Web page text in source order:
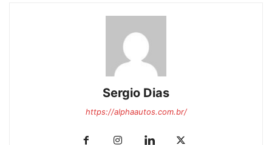
Sergio Dias
https://alphaautos.com.br/